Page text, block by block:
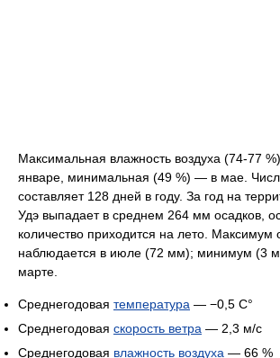
Максимальная влажность воздуха (74-77
январе, минимальная (49 %) — в мае.
составляет 128 дней в году. За год на
Удэ выпадает в среднем 264 мм осадков,
количество приходится на лето. Максимум
наблюдается в июле (72 мм); минимум (3
марте.
Среднегодовая температура — −0,5 C°
Среднегодовая скорость ветра — 2,3 м/с
Среднегодовая влажность воздуха — 66 %